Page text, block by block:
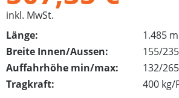
inkl. MwSt.
Länge:
1.485
Breite Innen/Aussen:
155/
Auffahrhöhe min/max:
132/
Tragkraft:
400 kg/